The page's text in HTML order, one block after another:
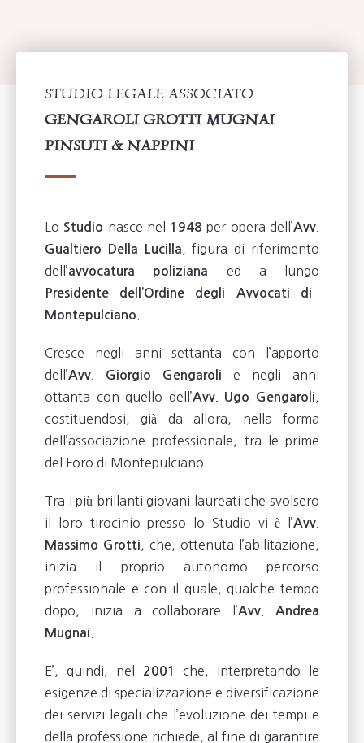
STUDIO LEGALE ASSOCIATO
GENGAROLI GROTTI MUGNAI
PINSUTI & NAPPINI
Lo Studio nasce nel 1948 per opera dell’Avv.
Gualtiero Della Lucilla , figura di riferimento
dell’avvocatura poliziana ed a lungo
Presidente dell’Ordine degli Avvocati di
Montepulciano
Cresce negli anni settanta con l’apporto
dell’Avv. Giorgio Gengaroli e negli anni
ottanta con quello dell’Avv. Ugo Gengaroli
costituendosi, già da allora, nella forma
dell’associazione professionale, tra le prime
del Foro di Montepulciano.
Tra i più brillanti giovani laureati che svolsero
il loro tirocinio presso lo Studio vi è l’Avv.
Massimo Grotti , che, ottenuta l’abilitazione,
inizia il proprio autonomo percorso
professionale e con il quale, qualche tempo
dopo, inizia a collaborare l’Avv. Andrea
Mugnai
E’, quindi, nel 2001
che, interpretando le
esigenze di specializzazione e diversificazione
dei servizi legali che l’evoluzione dei tempi e
della professione richiede, al fine di garantire